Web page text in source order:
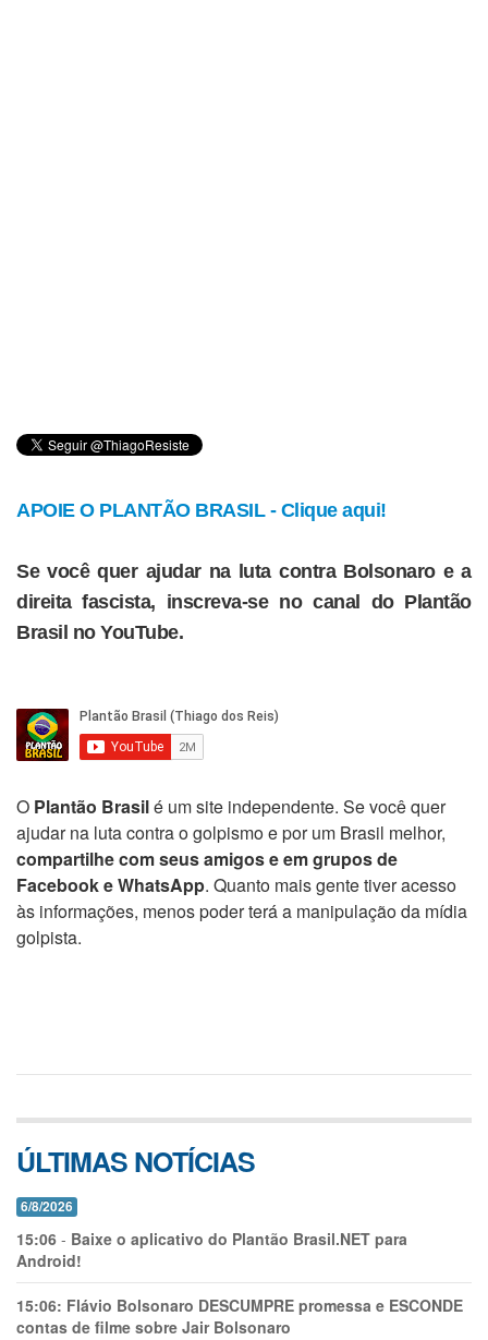
APOIE O PLANTÃO BRASIL - Clique aqui!
Se você quer ajudar na luta contra Bolsonaro e a
direita fascista, inscreva-se no canal do Plantão
Brasil no YouTube.
O Plantão Brasilé um site independente. Se você quer
ajudar na luta contra o golpismo e por um Brasil melhor,
compartilhe com seus amigos e em grupos de
Facebook e WhatsApp. Quanto mais gente tiver acesso
às informações, menos poder terá a manipulação da mídia
golpista.
ÚLTIMAS NOTÍCIAS
6/8/2026
15:06 - Baixe o aplicativo do Plantão Brasil.NET para
Android!
15:06: Flávio Bolsonaro DESCUMPRE promessa e ESCONDE
contas de filme sobre Jair Bolsonaro